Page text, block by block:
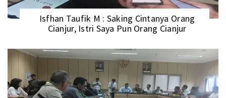
Isfhan Taufik M : Saking Cintanya Orang
Cianjur, Istri Saya Pun Orang Cianjur